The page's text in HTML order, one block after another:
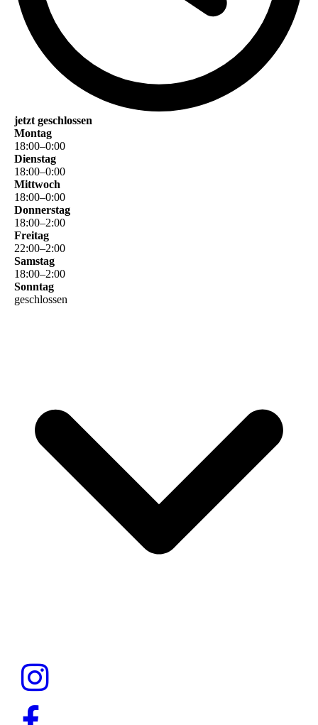
jetzt geschlossen
Montag
18:00–0:00
Dienstag
18:00–0:00
Mittwoch
18:00–0:00
Donnerstag
18:00–2:00
Freitag
22:00–2:00
Samstag
18:00–2:00
Sonntag
geschlossen